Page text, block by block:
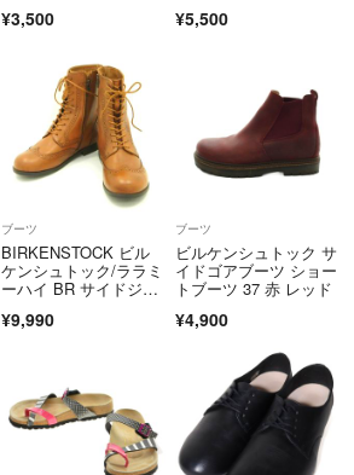
¥3,500 ¥5,500
ブーツ
BIRKENSTOCK ビル
ケンシュトック/ララミ
ーハイ BR サイドジッ
¥9,990
ブーツ
ビルケンシュトック サ
イドゴアブーツ ショー
トブーツ 37 赤 レッド
¥4,900